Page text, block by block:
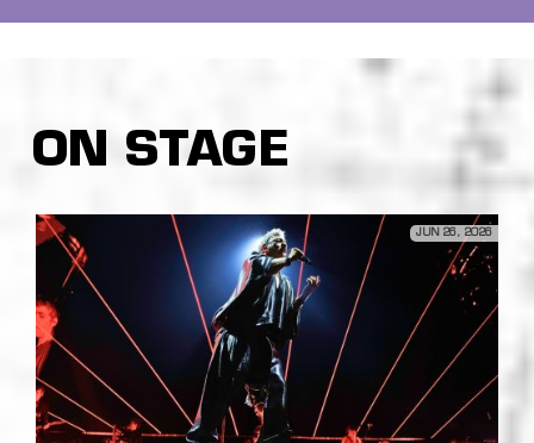
ON STAGE
JUN 26, 2026